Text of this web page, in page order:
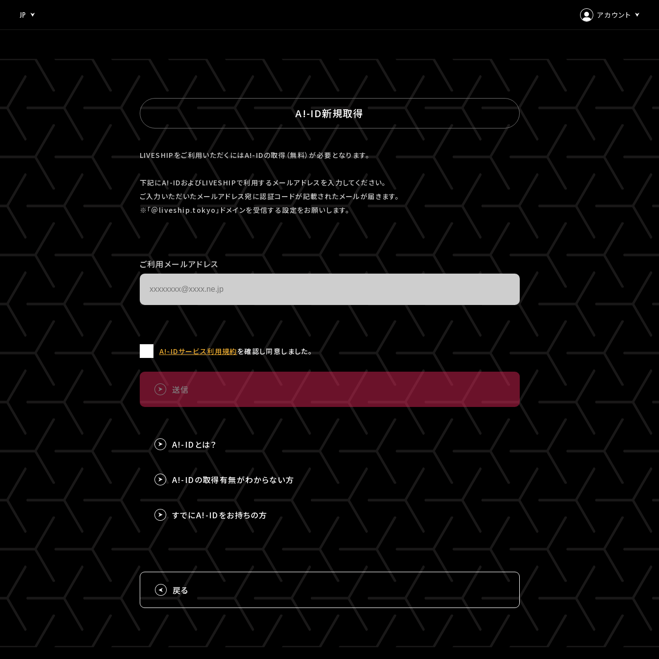
JP アカウント
EN
会員登録
A!-ID新規取得
LIVESHIPをご利用いただくにはA!-IDの取得（無料）が必要となります。
下記にA!-IDおよびLIVESHIPで利用するメールアドレスを入力してください。
ご入力いただいたメールアドレス宛に認証コードが記載されたメールが届きます。
※「＠liveship.tokyo」ドメインを受信する設定をお願いします。
ご利用メールアドレス
A!-IDサービス利用規約を確認し同意しました。
送信
A!-IDとは？
A!-IDの取得有無がわからない方
すでにA!-IDをお持ちの方
戻る